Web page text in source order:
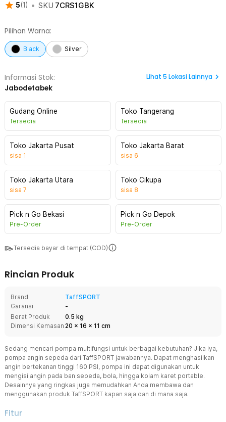
5(1 ) • SKU 7CRS1GBK
Pilihan Warna:
Black Silver
Informasi Stok:
Jabodetabek
Lihat 5 Lokasi Lainnya
Gudang Online
Tersedia
Toko Tangerang
Tersedia
Toko Jakarta Pusat
sisa 1
Toko Jakarta Barat
sisa 6
Toko Jakarta Utara
sisa 7
Toko Cikupa
sisa 8
Pick n Go Bekasi
Pre-Order
Pick n Go Depok
Pre-Order
Tersedia bayar di tempat (COD)
Rincian Produk
Brand
TaffSPORT
Garansi
-
Berat Produk
0.5 kg
Dimensi Kemasan 20 x 16 x 11 cm
Sedang mencari pompa multifungsi untuk berbagai kebutuhan? Jika iya,
pompa angin sepeda dari TaffSPORT jawabannya. Dapat menghasilkan
angin bertekanan tinggi 160 PSI, pompa ini dapat digunakan untuk
mengisi angin pada ban sepeda, bola, hingga kolam karet portable.
Desainnya yang ringkas juga memudahkan Anda membawa dan
menggunakan produk TaffSPORT kapan saja dan di mana saja.
Fitur